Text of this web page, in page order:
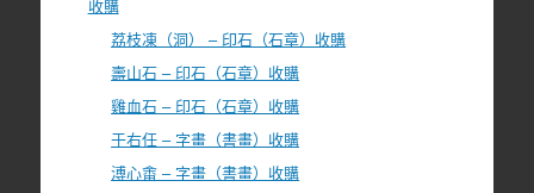
收購
荔枝凍（洞） – 印石（石章）收購
壽山石 – 印石（石章）收購
雞血石 – 印石（石章）收購
于右任 – 字畫（書畫）收購
溥心畬 – 字畫（書畫）收購